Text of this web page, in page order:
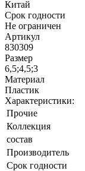
Китай
Срок годности
Не ограничен
Артикул
830309
Размер
6,5;4,5;3
Материал
Пластик
Характеристики:
Прочие
Коллекция
состав
Производитель
Срок годности